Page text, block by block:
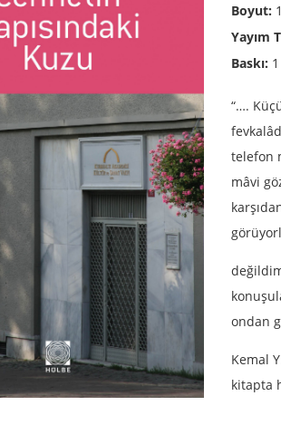
Boyut:
Yayım
Baskı: 1
“….
telefon
mâvi
ondan
Kemal
kitapta